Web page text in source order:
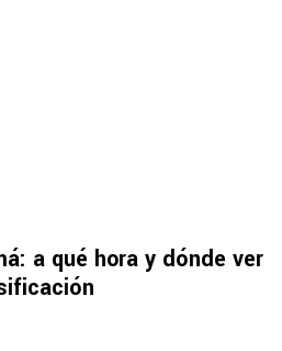
a qué hora y dónde ver